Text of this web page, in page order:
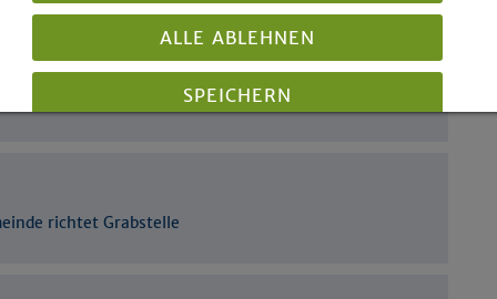
Dialog mit dem Islam
besucht
richtet Grabstelle
ALLE ABLEHNEN
SPEICHERN